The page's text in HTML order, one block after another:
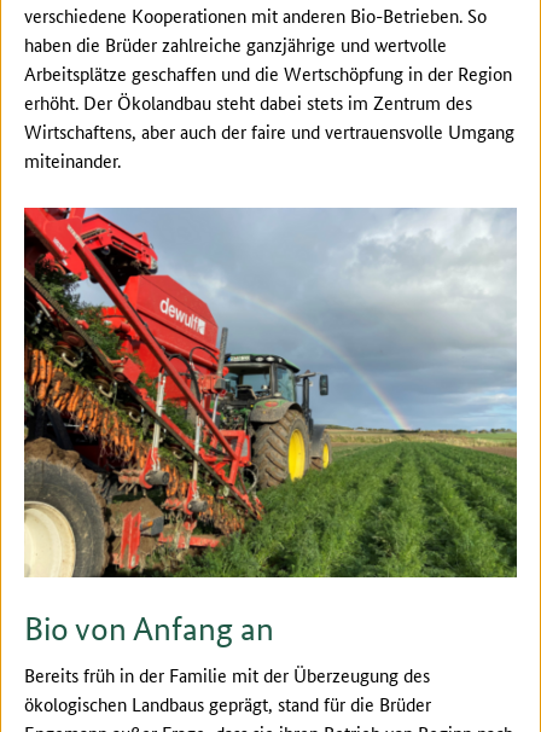
verschiedene Kooperationen mit anderen Bio-Betrieben. So
haben die Brüder zahlreiche ganzjährige und wertvolle
Arbeitsplätze geschaffen und die Wertschöpfung in der Region
erhöht. Der Ökolandbau steht dabei stets im Zentrum des
Wirtschaftens, aber auch der faire und vertrauensvolle Umgang
miteinander.
Bio von Anfang an
Bereits früh in der Familie mit der Überzeugung des
ökologischen Landbaus geprägt, stand für die Brüder